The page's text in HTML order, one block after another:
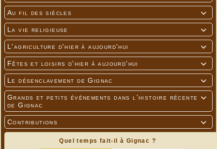

Au fil des siècles

La vie religieuse

L'agriculture d'hier à aujourd'hui

Fêtes et loisirs d'hier à aujourd'hui

Le désenclavement de Gignac

Grands et petits événements dans l'histoire récente
de Gignac

Contributions
Quel temps fait-il à Gignac ?